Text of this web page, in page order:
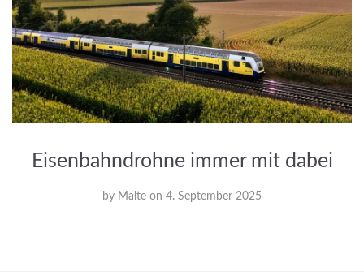
Eisenbahndrohne immer mit dabei
by Malte on 4. September 2025